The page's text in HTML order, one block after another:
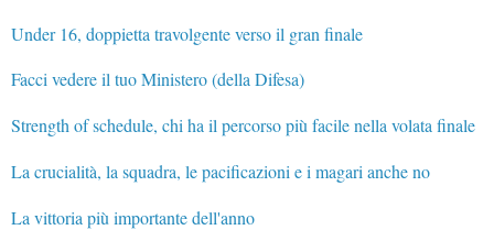
Under 16, doppietta travolgente verso il gran finale
Facci vedere il tuo Ministero (della Difesa)
Strength of schedule, chi ha il percorso più facile nella volata finale
La crucialità, la squadra, le pacificazioni e i magari anche no
La vittoria più importante dell'anno